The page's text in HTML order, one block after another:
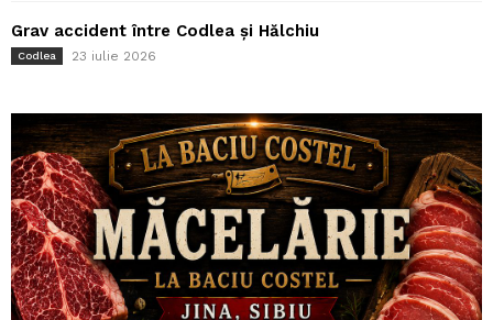
Grav accident între Codlea și Hălchiu
Codlea 23 iulie 2026